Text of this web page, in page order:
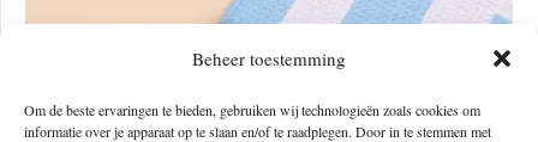
Beheer toestemming
Om de beste ervaringen te bieden, gebruiken wij technologieën zoals cookies om
informatie over je apparaat op te slaan en/of te raadplegen. Door in te stemmen met